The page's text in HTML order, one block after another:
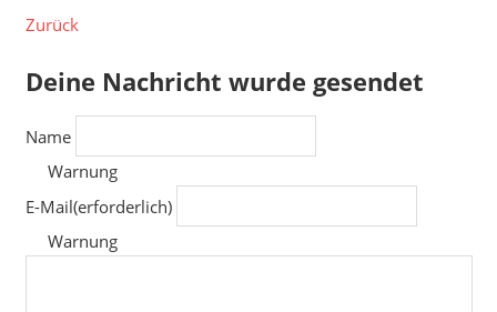
Zurück
Deine Nachricht wurde gesendet
Name
Warnung
E-Mail(erforderlich)
Warnung